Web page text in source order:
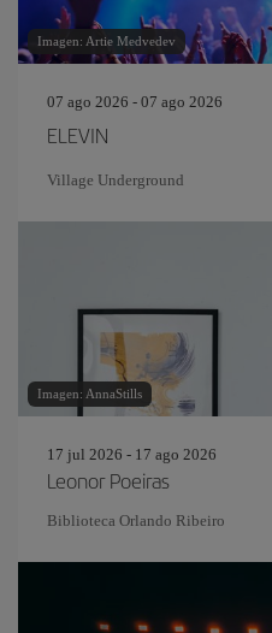
Imagen: Artie Medvedev
07 ago 2026 - 07 ago 2026
ELEVIN
Village Underground
Imagen: AnnaStills
17 jul 2026 - 17 ago 2026
Leonor Poeiras
Biblioteca Orlando Ribeiro